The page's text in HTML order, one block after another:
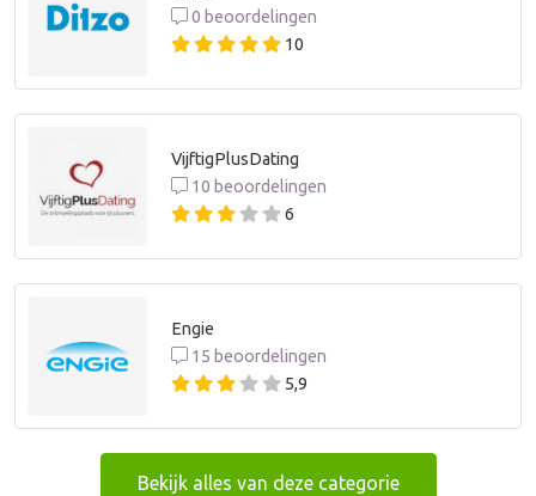
0 beoordelingen
10
VijftigPlusDating
10 beoordelingen
6
Engie
15 beoordelingen
5,9
Bekijk alles van deze categorie